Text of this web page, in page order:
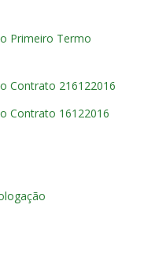
Primeiro Termo
Contrato 216122016
Contrato 16122016